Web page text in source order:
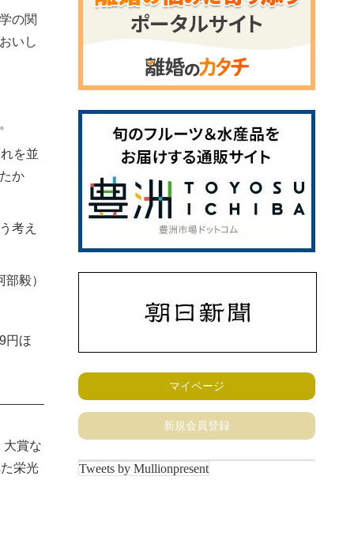
の関
いし
を並
か
考え
毅）
円ほ
賞な
栄光
マイページ
新規会員登録
Tweets by Mullionpresent